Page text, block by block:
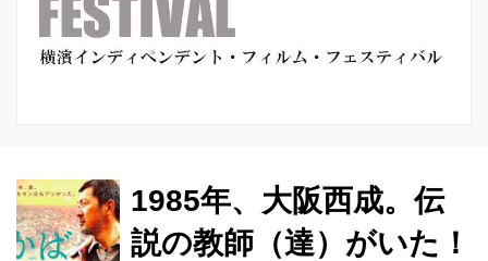
1985年、大阪西成。伝
説の教師（達）がいた！